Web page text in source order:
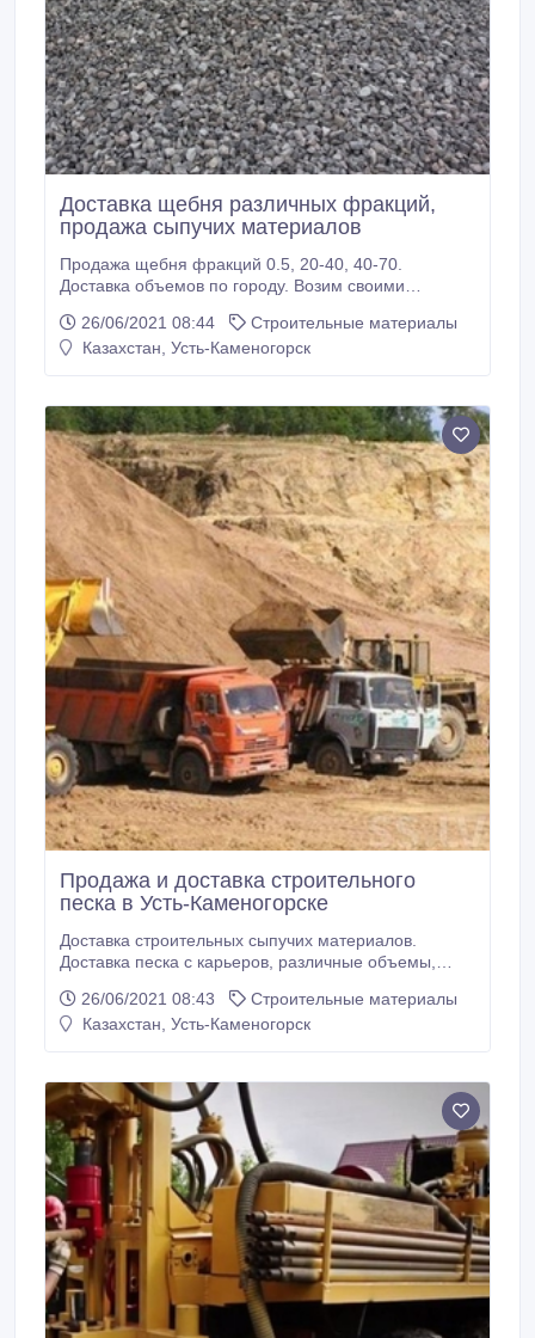
Доставка щебня различных фракций,
продажа сыпучих материалов
Продажа щебня фракций 0.5, 20-40, 40-70.
Доставка объемов по городу. Возим своими
расчет..
26/06/2021 08:44
Строительные материалы
Казахстан, Усть-Каменогорск
Продажа и доставка строительного
песка в Усть-Каменогорске
Доставка строительных сыпучих материалов.
Доставка песка с карьеров, различные объемы,
самосвалами. Наличный/безналичный расчет..
26/06/2021 08:43
Строительные материалы
Казахстан, Усть-Каменогорск